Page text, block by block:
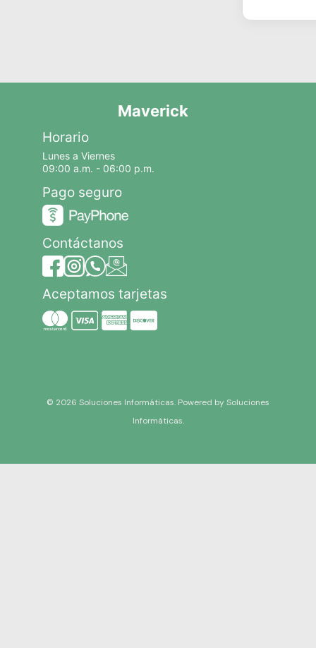
Maverick
Horario
Lunes a Viernes
09:00 a.m. - 06:00 p.m.
Pago seguro
Contáctanos
Aceptamos tarjetas
© 2026 Soluciones Informáticas. Powered by Soluciones
Informáticas.